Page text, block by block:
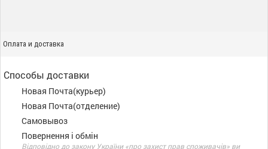
Оплата и доставка
Способы доставки
Новая Почта(курьер)
Новая Почта(отделение)
Самовывоз
Повернення і обмін
Відповідно до закону України «про захист прав споживачів» ви